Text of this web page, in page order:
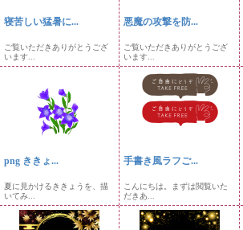
寝苦しい猛暑に...
ご覧いただきありがとうござ
います...
悪魔の攻撃を防...
ご覧いただきありがとうござ
います...
png ききょ...
夏に見かけるききょうを、描
いてみ...
手書き風ラフご...
こんにちは。まずは閲覧いた
だきあ...